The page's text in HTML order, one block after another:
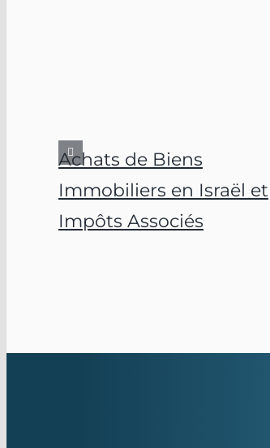
Achats de Biens
Immobiliers en Israël et
Impôts Associés